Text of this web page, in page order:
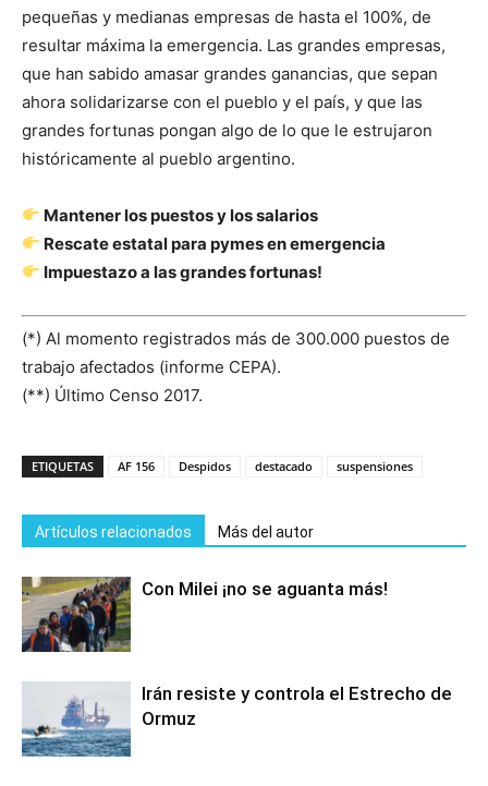
pequeñas y medianas empresas de hasta el 100%, de
resultar máxima la emergencia. Las grandes empresas,
que han sabido amasar grandes ganancias, que sepan
ahora solidarizarse con el pueblo y el país, y que las
grandes fortunas pongan algo de lo que le estrujaron
históricamente al pueblo argentino.
Mantener los puestos y los salarios
Rescate estatal para pymes en emergencia
Impuestazo a las grandes fortunas!
(*) Al momento registrados más de 300.000 puestos de
trabajo afectados (informe CEPA).
(**) Último Censo 2017.
ETIQUETAS AF 156 Despidos destacado suspensiones
Artículos relacionados Más del autor
Con Milei ¡no se aguanta más!
Irán resiste y controla el Estrecho de
Ormuz